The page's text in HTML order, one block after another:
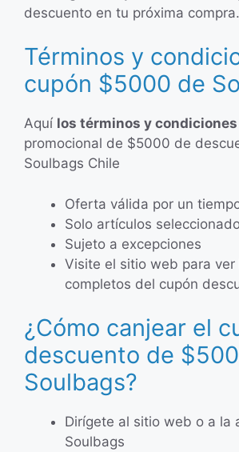
descuento en tu próxima compra.
Términos y
cupón $5000 de
Aquí los términos y condiciones
promocional de $5000 de
Soulbags Chile
Oferta válida por un
Solo artículos
Sujeto a excepciones
Visite el sitio web para ver
completos del cupón
¿Cómo canjear el
descuento de
Soulbags?
Dirígete al sitio web o a la
Soulbags